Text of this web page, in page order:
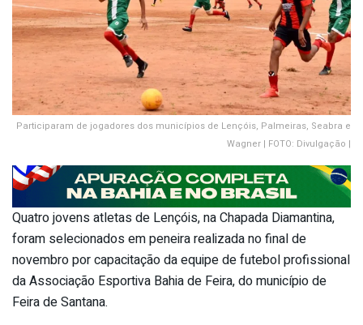
Participaram de jogadores dos municípios de Lençóis, Palmeiras, Seabra e
Wagner | FOTO: Divulgação |
Quatro jovens atletas de Lençóis, na Chapada Diamantina,
foram selecionados em peneira realizada no final de
novembro por capacitação da equipe de futebol profissional
da Associação Esportiva Bahia de Feira, do município de
Feira de Santana.